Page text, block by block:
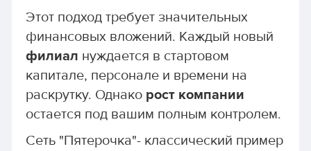
Этот подход требует значительных
финансовых вложений. Каждый новый
филиал нуждается в стартовом
капитале, персонале и времени на
раскрутку. Однако рост компании
остается под вашим полным контролем.
Сеть "Пятерочка"- классический пример